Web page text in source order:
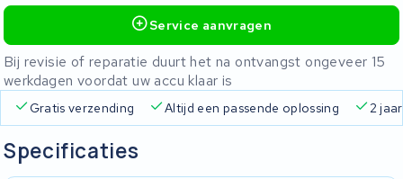
Service aanvragen
Bij revisie of reparatie duurt het na ontvangst ongeveer 15
werkdagen voordat uw accu klaar is
Gratis verzending Altijd een passende oplossing 2
Specificaties